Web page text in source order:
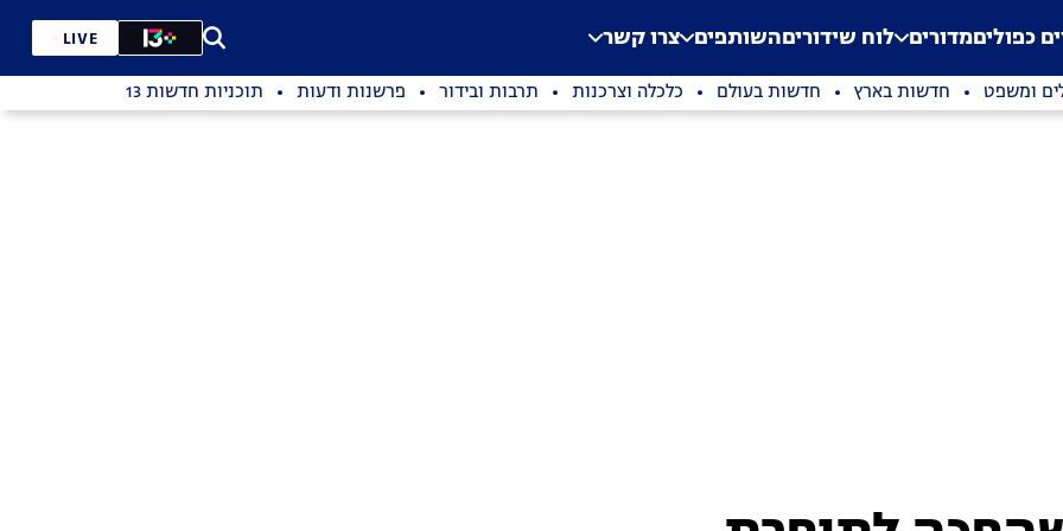
Application error: a
. כפוליםמדורים לוח שידוריםהשותפים צרו קשר LIVE
ומשפט חדשות בארץ חדשות בעולם כלכלה וצרכנות תרבות ובידור פרשנות ודעות תוכניות חדשות 13